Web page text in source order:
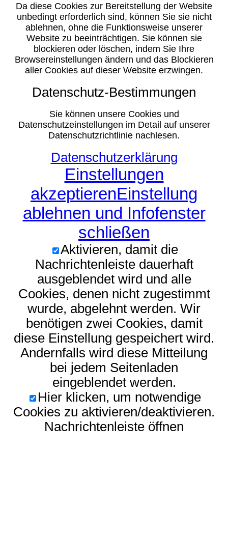
Da diese Cookies zur Bereitstellung der Website
unbedingt erforderlich sind, können Sie sie nicht
ablehnen, ohne die Funktionsweise unserer
Website zu beeinträchtigen. Sie können sie
blockieren oder löschen, indem Sie Ihre
Browsereinstellungen ändern und das Blockieren
aller Cookies auf dieser Website erzwingen.
Datenschutz-Bestimmungen
Sie können unsere Cookies und
Datenschutzeinstellungen im Detail auf unserer
Datenschutzrichtlinie nachlesen.
Datenschutzerklärung
Einstellungen
akzeptierenEinstellung
ablehnen und Infofenster
schließen
Aktivieren, damit die
Nachrichtenleiste dauerhaft
ausgeblendet wird und alle
Cookies, denen nicht zugestimmt
wurde, abgelehnt werden. Wir
benötigen zwei Cookies, damit
diese Einstellung gespeichert wird.
Andernfalls wird diese Mitteilung
bei jedem Seitenladen
eingeblendet werden.
Hier klicken, um notwendige
Cookies zu aktivieren/deaktivieren.
Nachrichtenleiste öffnen